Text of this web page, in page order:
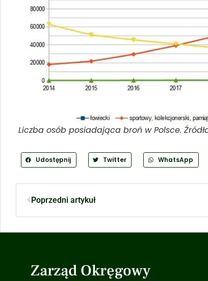
Liczba osób posiadająca broń w Polsce.
Udostępnij Twitter WhatsApp
Poprzedni artykuł
Zarząd Okręgowy